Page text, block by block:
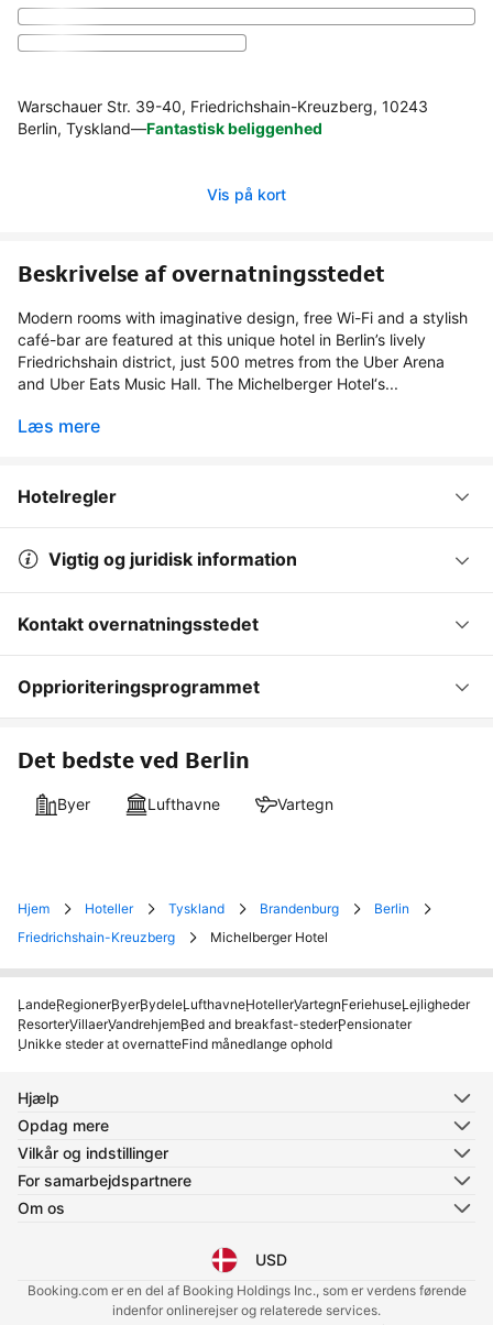
Warschauer Str. 39-40, Friedrichshain-Kreuzberg, 10243
Berlin, Tyskland—Fantastisk beliggenhed
Vis på kort
Beskrivelse af overnatningsstedet
Modern rooms with imaginative design, free Wi-Fi and a stylish
café-bar are featured at this unique hotel in Berlin’s lively
Friedrichshain district, just 500 metres from the Uber Arena
and Uber Eats Music Hall. The Michelberger Hotel‘s...
Læs mere
Hotelregler
Vigtig og juridisk information
Kontakt overnatningsstedet
Opprioriteringsprogrammet
Det bedste ved Berlin
Byer Lufthavne Vartegn
Hjem Hoteller Tyskland Brandenburg
Berlin
Friedrichshain-Kreuzberg
Michelberger Hotel
LandeRegionerByerBydeleLufthavneHotellerVartegnFeriehuseLejligheder
ResorterVillaerVandrehjemBed and breakfast-stederPensionater
Unikke steder at overnatteFind månedlange ophold
Hjælp
Opdag mere
Vilkår og indstillinger
For samarbejdspartnere
Om os
Vælg sprog
USD
Vælg valuta
Booking.com er en del af Booking Holdings Inc., som er verdens førende
indenfor onlinerejser og relaterede services.